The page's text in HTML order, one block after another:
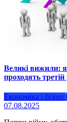
Великі вижили:
проходять третій
Економіка і бізнес
07.08.2025